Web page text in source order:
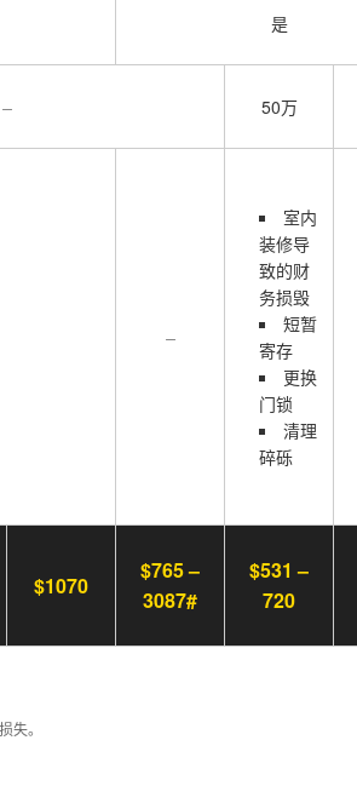
是
– 50万
–
室内
装修导
致的财
务损毁
短暂
寄存
更换
门锁
清理
碎砾
$1070
$765 –
3087#
$531 –
720
失。